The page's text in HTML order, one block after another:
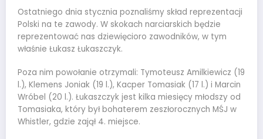
Ostatniego dnia stycznia poznaliśmy skład reprezentacji
Polski na te zawody. W skokach narciarskich będzie
reprezentować nas dziewięcioro zawodników, w tym
właśnie Łukasz Łukaszczyk.
Poza nim powołanie otrzymali: Tymoteusz Amilkiewicz (19
l.), Klemens Joniak (19 l.), Kacper Tomasiak (17 l.) i Marcin
Wróbel (20 l.). Łukaszczyk jest kilka miesięcy młodszy od
Tomasiaka, który był bohaterem zeszłorocznych MŚJ w
Whistler, gdzie zajął 4. miejsce.